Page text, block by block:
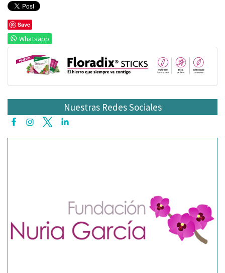
Save
Whatsapp
Nuestras Redes Sociales